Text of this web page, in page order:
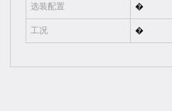
选装配置 �
工况 �